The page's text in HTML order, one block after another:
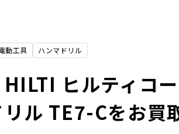
動工具 ハンマドリル
HILTI ヒルティコ
ル TE7-Cをお買